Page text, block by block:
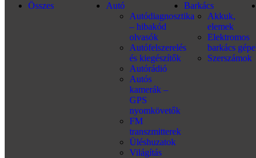
Összes
Autó
Autódiagnosztika
– hibakód
olvasók
Autófelszerelés
és kiegészítők
Autórádió
Autós
kamerák –
GPS
nyomkövetők
FM
transzmitterek
Üléshuzatok
Világítás
Barkács
Akkuk,
elemek
Elektromos
barkács
Szerszámok